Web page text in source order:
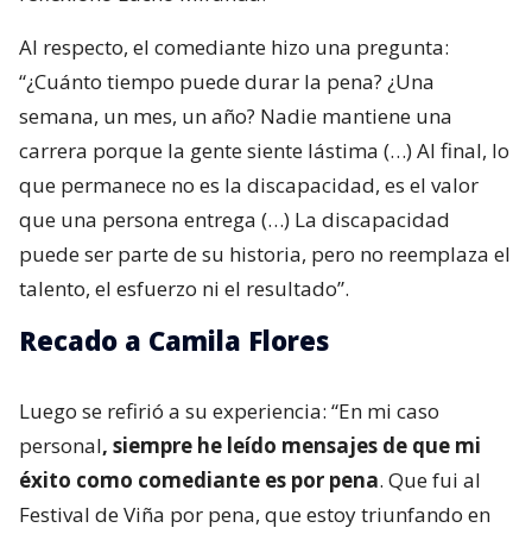
Al respecto, el comediante hizo una pregunta:
“¿Cuánto tiempo puede durar la pena? ¿Una
semana, un mes, un año? Nadie mantiene una
carrera porque la gente siente lástima (…) Al final, lo
que permanece no es la discapacidad, es el valor
que una persona entrega (…) La discapacidad
puede ser parte de su historia, pero no reemplaza el
talento, el esfuerzo ni el resultado”.
Recado a Camila Flores
Luego se refirió a su experiencia: “En mi caso
personal, siempre he leído mensajes de que mi
éxito como comediante es por pena. Que fui al
Festival de Viña por pena, que estoy triunfando en